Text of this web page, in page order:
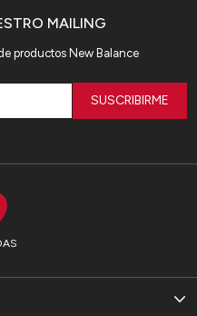
MAILING
productos New Balance
SUSCRIBIRME